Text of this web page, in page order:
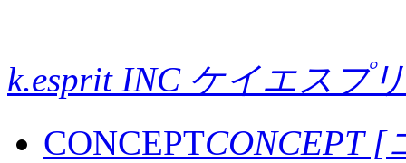
k.esprit INC ケイエスプリ
CONCEPTCONCEPT